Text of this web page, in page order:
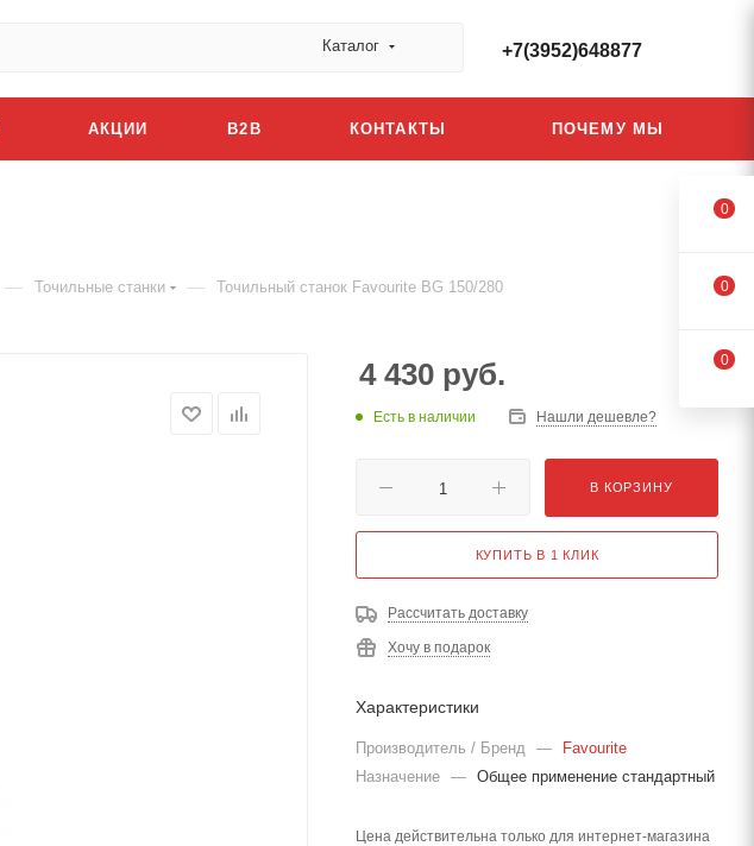
Каталог +7(3952)648877
АКЦИИ B2B КОНТАКТЫ ПОЧЕМУ МЫ
— Точильные станки — Точильный станок Favourite BG 150/280
4 430 руб.
Есть в наличии Нашли дешевле?
В КОРЗИНУ
КУПИТЬ В 1 КЛИК
Рассчитать доставку
Хочу в подарок
Характеристики
Производитель / Бренд —
Favourite
Назначение — Общее применение стандартный
Цена действительна только для интернет-магазина
0
0
0